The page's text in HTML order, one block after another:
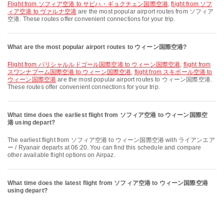
flight from ソフィア空港 to サビハ・ギョクチェン国際空港,flight from ソフ
ィア空港 to ヴァルナ空港are the most popular airport routes from ソフィア
空港. These routes offer convenient connections for your trip.
What are the most popular airport routes to ウィーン国際空港?
flight from パリシャルルドゴール国際空港 to ウィーン国際空港, flight from
スワンナプーム国際空港 to ウィーン国際空港, flight from スキポール空港 to
ウィーン国際空港 are the most popular airport routes to ウィーン国際空港.
These routes offer convenient connections for your trip.
What time does the earliest flight from ソフィア空港 to ウィーン国際空
港 using depart?
The earliest flight from ソフィア空港 to ウィーン国際空港 with ライアンエア
ー / Ryanair departs at 06:20. You can find this schedule and compare
other available flight options on Airpaz.
What time does the latest flight from ソフィア空港 to ウィーン国際空港
using depart?